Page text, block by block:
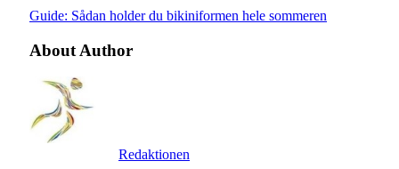
Guide: Sådan holder du bikiniformen hele sommeren
About Author
Redaktionen